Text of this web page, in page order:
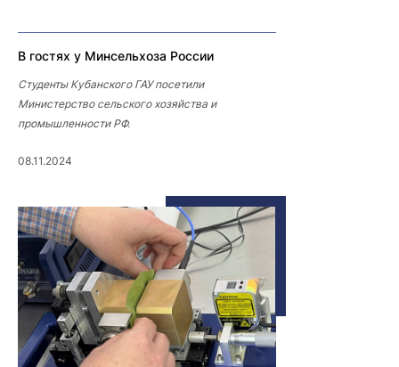
В гостях у Минсельхоза России
Студенты Кубанского ГАУ посетили
Министерство сельского хозяйства и
промышленности РФ.
08.11.2024